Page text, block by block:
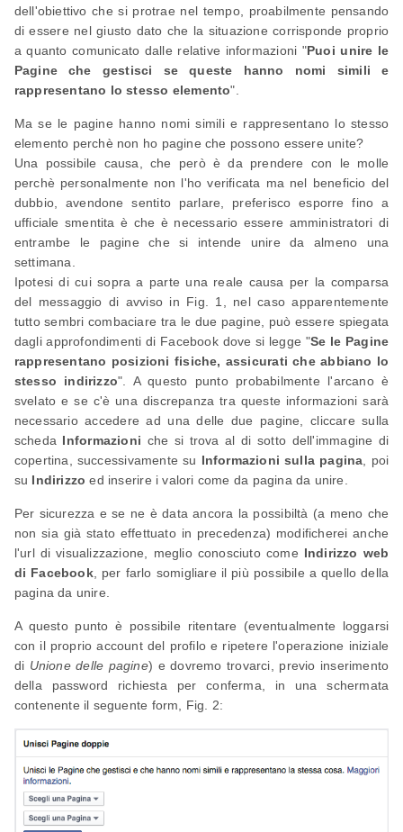
dell'obiettivo che si protrae nel tempo, proabilmente pensando
di essere nel giusto dato che la situazione corrisponde proprio
a quanto comunicato dalle relative informazioni "Puoi unire le
Pagine che gestisci se queste hanno nomi simili e
rappresentano lo stesso elemento".
Ma se le pagine hanno nomi simili e rappresentano lo stesso
elemento perchè non ho pagine che possono essere unite?
Una possibile causa, che però è da prendere con le molle
perchè personalmente non l'ho verificata ma nel beneficio del
dubbio, avendone sentito parlare, preferisco esporre fino a
ufficiale smentita è che è necessario essere amministratori di
entrambe le pagine che si intende unire da almeno una
settimana.
Ipotesi di cui sopra a parte una reale causa per la comparsa
del messaggio di avviso in Fig. 1, nel caso apparentemente
tutto sembri combaciare tra le due pagine, può essere spiegata
dagli approfondimenti di Facebook dove si legge "Se le Pagine
rappresentano posizioni fisiche, assicurati che abbiano lo
stesso indirizzo". A questo punto probabilmente l'arcano è
svelato e se c'è una discrepanza tra queste informazioni sarà
necessario accedere ad una delle due pagine, cliccare sulla
scheda Informazioni che si trova al di sotto dell'immagine di
copertina, successivamente su Informazioni sulla pagina, poi
su Indirizzo ed inserire i valori come da pagina da unire.
Per sicurezza e se ne è data ancora la possibiltà (a meno che
non sia già stato effettuato in precedenza) modificherei anche
l'url di visualizzazione, meglio conosciuto come Indirizzo web
di Facebook, per farlo somigliare il più possibile a quello della
pagina da unire.
A questo punto è possibile ritentare (eventualmente loggarsi
con il proprio account del profilo e ripetere l'operazione iniziale
di Unione delle pagine) e dovremo trovarci, previo inserimento
della password richiesta per conferma, in una schermata
contenente il seguente form, Fig. 2: